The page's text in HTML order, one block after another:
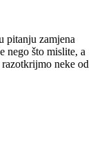
pitanju zamjena
nego što mislite, a
neke od